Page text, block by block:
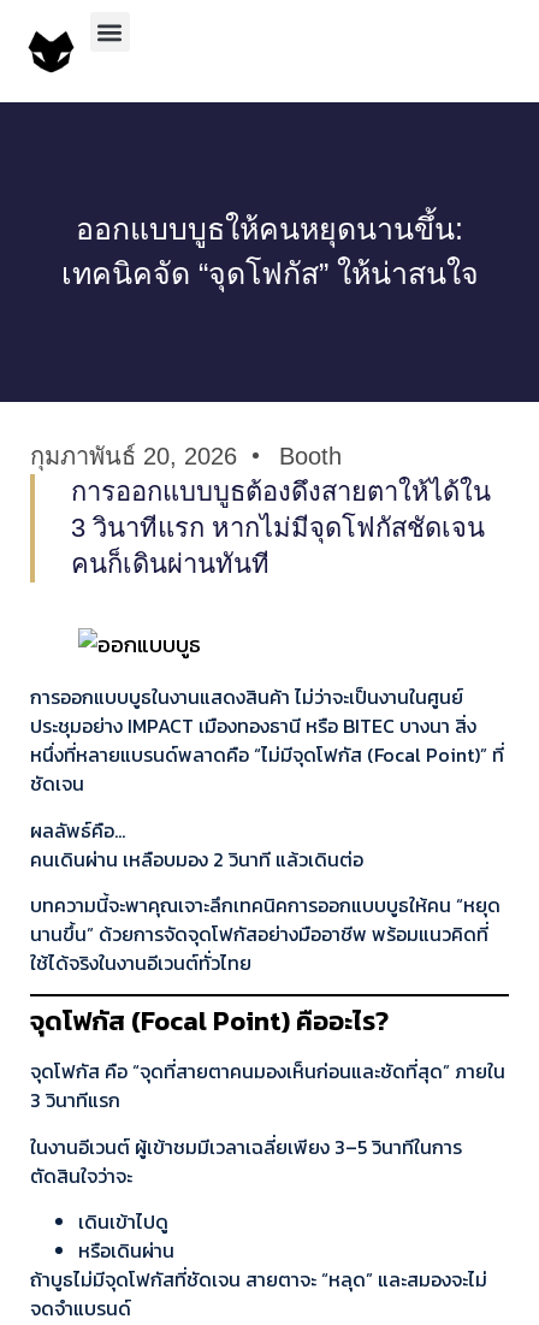
ออกแบบบูธให้คนหยุดนานขึ้น:
เทคนิคจัด “จุดโฟกัส” ให้น่าสนใจ
กุมภาพันธ์ 20, 2026 Booth
การออกแบบบูธต้องดึงสายตาให้ได้ใน
3 วินาทีแรก หากไม่มีจุดโฟกัสชัดเจน
คนก็เดินผ่านทันที
การออกแบบบูธในงานแสดงสินค้า ไม่ว่าจะเป็นงานในศูนย์
ประชุมอย่าง IMPACT เมืองทองธานี หรือ BITEC บางนา สิ่ง
หนึ่งที่หลายแบรนด์พลาดคือ “ไม่มีจุดโฟกัส (Focal Point)” ที่
ชัดเจน
ผลลัพธ์คือ…
คนเดินผ่าน เหลือบมอง 2 วินาที แล้วเดินต่อ
บทความนี้จะพาคุณเจาะลึกเทคนิคการออกแบบบูธให้คน “หยุด
นานขึ้น” ด้วยการจัดจุดโฟกัสอย่างมืออาชีพ พร้อมแนวคิดที่
ใช้ได้จริงในงานอีเวนต์ทั่วไทย
จุดโฟกัส (Focal Point) คืออะไร?
จุดโฟกัส คือ “จุดที่สายตาคนมองเห็นก่อนและชัดที่สุด” ภายใน
3 วินาทีแรก
ในงานอีเวนต์ ผู้เข้าชมมีเวลาเฉลี่ยเพียง 3–5 วินาทีในการ
ตัดสินใจว่าจะ
เดินเข้าไปดู
หรือเดินผ่าน
ถ้าบูธไม่มีจุดโฟกัสที่ชัดเจน สายตาจะ “หลุด” และสมองจะไม่
จดจำแบรนด์